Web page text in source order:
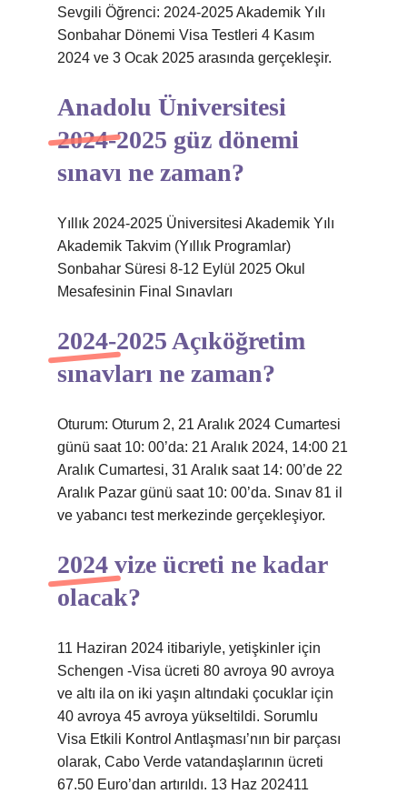
Sevgili Öğrenci: 2024-2025 Akademik Yılı
Sonbahar Dönemi Visa Testleri 4 Kasım
2024 ve 3 Ocak 2025 arasında gerçekleşir.
Anadolu Üniversitesi
2024-2025 güz dönemi
sınavı ne zaman?
Yıllık 2024-2025 Üniversitesi Akademik Yılı
Akademik Takvim (Yıllık Programlar)
Sonbahar Süresi 8-12 Eylül 2025 Okul
Mesafesinin Final Sınavları
2024-2025 Açıköğretim
sınavları ne zaman?
Oturum: Oturum 2, 21 Aralık 2024 Cumartesi
günü saat 10: 00’da: 21 Aralık 2024, 14:00 21
Aralık Cumartesi, 31 Aralık saat 14: 00’de 22
Aralık Pazar günü saat 10: 00’da. Sınav 81 il
ve yabancı test merkezinde gerçekleşiyor.
2024 vize ücreti ne kadar
olacak?
11 Haziran 2024 itibariyle, yetişkinler için
Schengen -Visa ücreti 80 avroya 90 avroya
ve altı ila on iki yaşın altındaki çocuklar için
40 avroya 45 avroya yükseltildi. Sorumlu
Visa Etkili Kontrol Antlaşması’nın bir parçası
olarak, Cabo Verde vatandaşlarının ücreti
67.50 Euro’dan artırıldı. 13 Haz 202411